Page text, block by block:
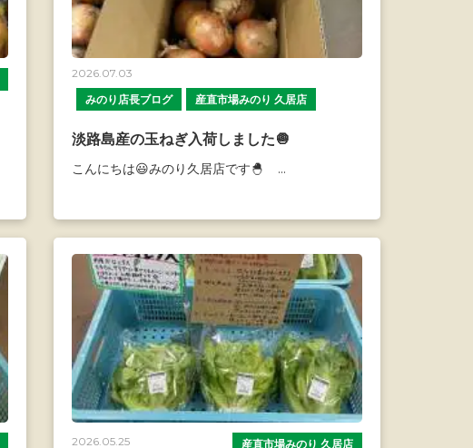
2026.07.03
みのり店長ブログ
産直市場みのり 久居店
淡路島産の玉ねぎ入荷しました🧅
こんにちは😃みのり久居店です🐣 ...
2026.05.25 産直市場みのり 久居店